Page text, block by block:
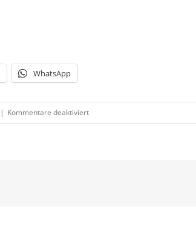
WhatsApp
| Kommentare deaktiviertfür
Factoring